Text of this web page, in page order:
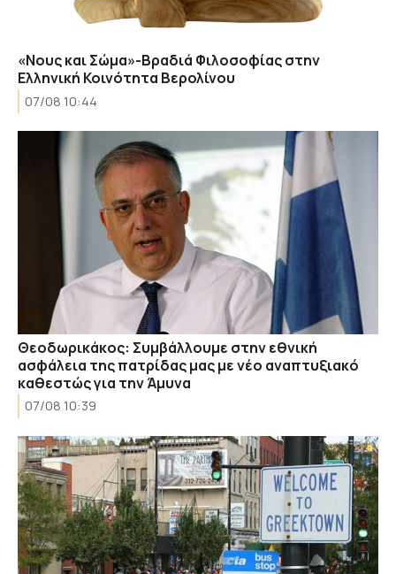
«Νους και Σώμα»-Βραδιά Φιλοσοφίας στην
Ελληνική Κοινότητα Βερολίνου
07/08 10:44
Θεοδωρικάκος: Συμβάλλουμε στην εθνική
ασφάλεια της πατρίδας μας με νέο αναπτυξιακό
καθεστώς για την Άμυνα
07/08 10:39